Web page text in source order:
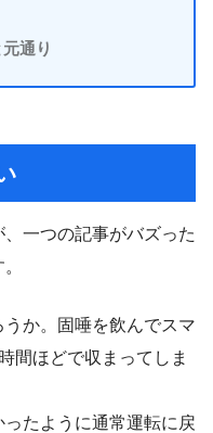
通り
一つの記事がバズった
か。固唾を飲んでスマ
間ほどで収まってしま
たように通常運転に戻